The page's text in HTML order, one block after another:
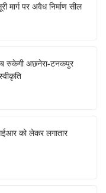
मार्ग पर अवैध निर्माण सील
रुकेगी अछनेरा-टनकपुर
को लेकर लगातार